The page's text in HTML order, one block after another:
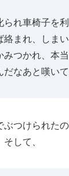
られ車椅子を
絡まれ、しま
みつかれ、本
なあと嘆いて
ぶつけられた
して、